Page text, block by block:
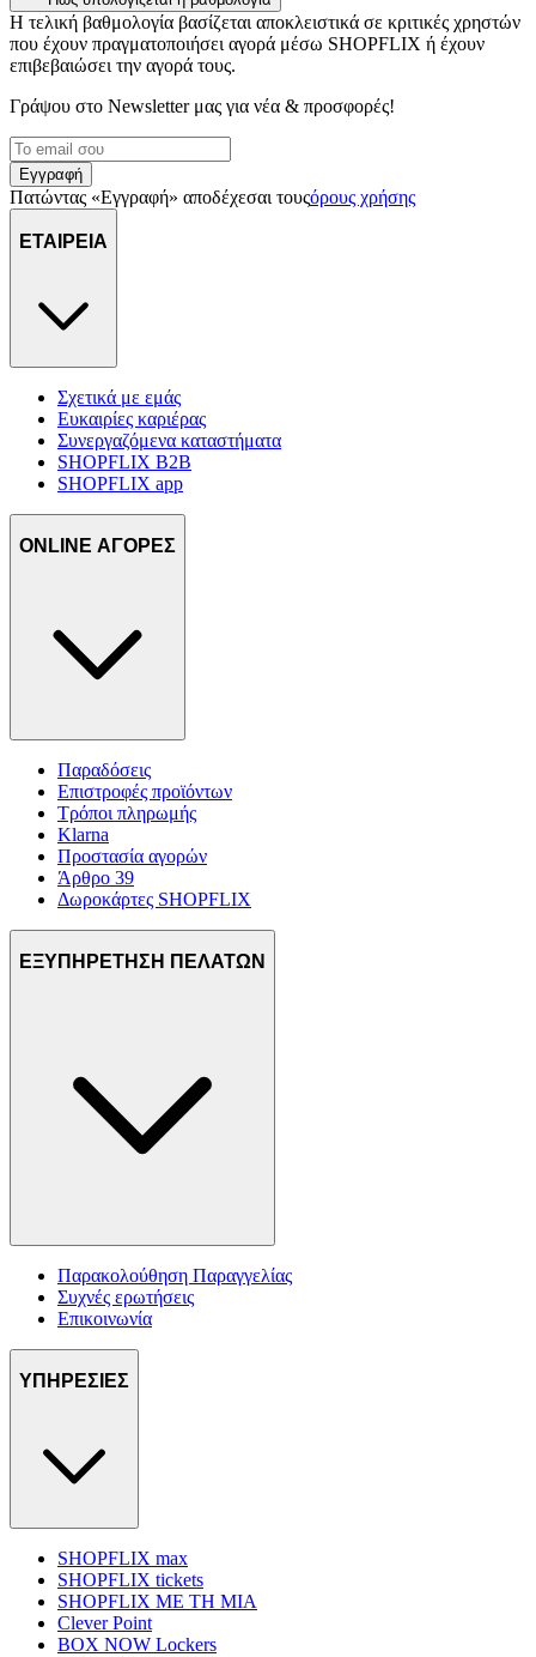
διαφημίσεων και περιεχομένου, τις μετρήσεις σχετικά με
διαφημίσεις και περιεχόμενο, την καλύτερη εικόνα του κοινού
μας και την ανάπτυξη προϊόντων. Επίσης, κοινοποιούμε
τοποθεσίας μας στους συνεργάτες μέσων κοινωνικής
Η τελική βαθμολογία βασίζεται αποκλειστικά σε κριτικές χρηστών
που έχουν πραγματοποιήσει αγορά μέσω SHOPFLIX ή έχουν
επιβεβαιώσει την αγορά τους.
Γράψου στο Νewsletter μας για νέα & προσφορές!
Εγγραφή
Πατώντας «Εγγραφή» αποδέχεσαι τουςόρους χρήσης
ΕΤΑΙΡΕΙΑ
Σχετικά με εμάς
Ευκαιρίες καριέρας
Συνεργαζόμενα καταστήματα
SHOPFLIX B2B
SHOPFLIX app
ONLINE ΑΓΟΡΕΣ
Παραδόσεις
Επιστροφές προϊόντων
Τρόποι πληρωμής
Klarna
Προστασία αγορών
Άρθρο 39
Δωροκάρτες SHOPFLIX
ΕΞΥΠΗΡΕΤΗΣΗ ΠΕΛΑΤΩΝ
Παρακολούθηση Παραγγελίας
Συχνές ερωτήσεις
Επικοινωνία
ΥΠΗΡΕΣΙΕΣ
SHOPFLIX max
SHOPFLIX tickets
SHOPFLIX ΜΕ ΤΗ ΜΙΑ
Clever Point
BOX NOW Lockers